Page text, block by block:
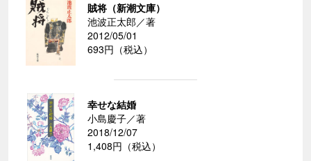
賊将（新潮文庫）
池波正太郎／著
2012/05/01
693円（税込）
幸せな結婚
小島慶子／著
2018/12/07
1,408円（税込）